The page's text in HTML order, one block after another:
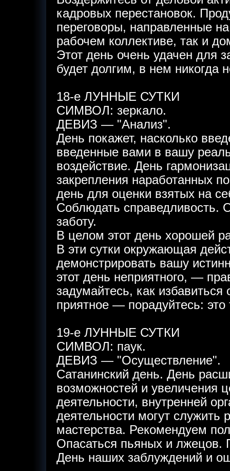
кадровых перестановок.
переговоры, направленные
рабочем коллективе, так и
Этот день очень удачен для
будет долгим, в нем никогда
18-е ЛУННЫЕ СУТКИ
СИМВОЛ: зеркало.
ДЕВИЗ — "Анализ".
День покажет, насколько
введенные вами в вашу
воздействие. День
закрепления наработанных
день для оценки взятых на
Соблюдать справедливость.
заботу.
В целом этот день хорошей
В эти сутки окружающая
демонстрировать вашу
этот день неприятного, —
задумайтесь, как избавиться
приятное — порадуйтесь:
19-е ЛУННЫЕ СУТКИ
СИМВОЛ: паук.
ДЕВИЗ — "Осуществление".
Сатанинский день. День
возможностей и увеличения
деятельности, внутренней
деятельности могут
мастерства. Рекомендуем
Опасаться пьяных и лжецов.
День наших заблуждений и